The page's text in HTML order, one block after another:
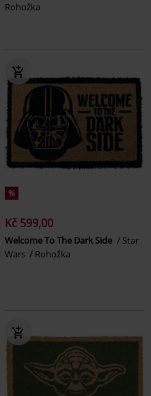
Rohožka
%
Kč 599,00
Welcome To The Dark Side
Star
Wars
Rohožka